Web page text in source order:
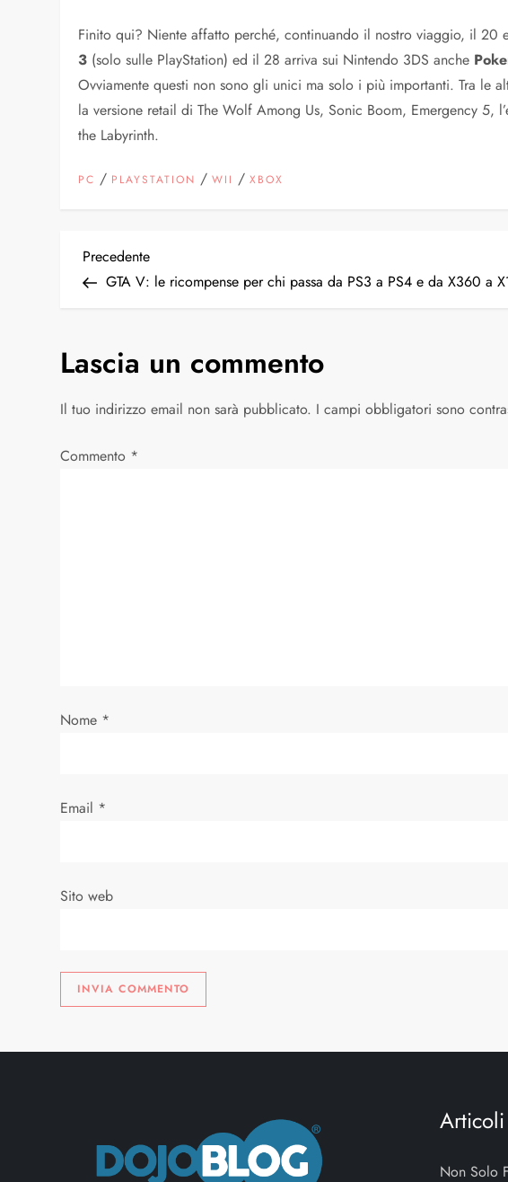
Finito qui? Niente affatto perché, continuando il nostro viaggio, il 20
3 (solo sulle PlayStation) ed il 28 arriva sui Nintendo 3DS anche
Ovviamente questi non sono gli unici ma solo i più importanti. Tra le
la versione retail di The Wolf Among Us, Sonic Boom, Emergency 5,
the Labyrinth.
PC / PLAYSTATION /WII /XBOX
N
v
a
a
t
c
l
Articolo
precedente
Precedente
GTA V: le ricompense per chi passa da PS3 a PS4 e da X360 a
Lascia un commento
Il tuo indirizzo email non sarà pubblicato. I campi obbligatori sono
Commento *
Nome *
Email *
Sito web
Non Solo